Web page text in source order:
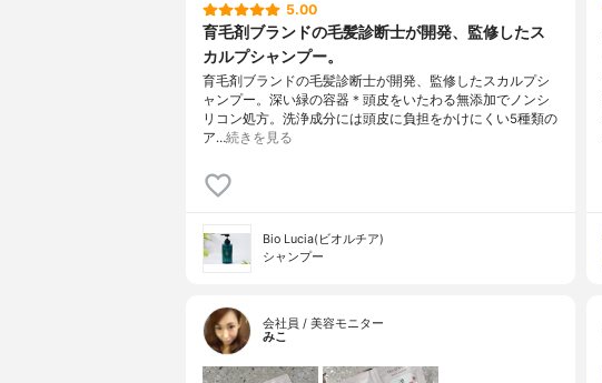
5.00
育毛剤ブランドの毛髪診断士が開発、監修したス
カルプシャンプー。
育毛剤ブランドの毛髪診断士が開発、監修したスカルプシ
ャンプー。深い緑の容器＊頭皮をいたわる無添加でノンシ
リコン処方。洗浄成分には頭皮に負担をかけにくい5種類の
ア…続きを見る
Bio Lucia(ビオルチア)
シャンプー
会社員 / 美容モニター
みこ